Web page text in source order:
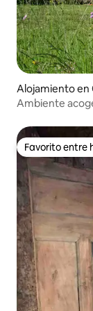
Alojamiento
lAmbiente
Favorito entre
Favorito entre